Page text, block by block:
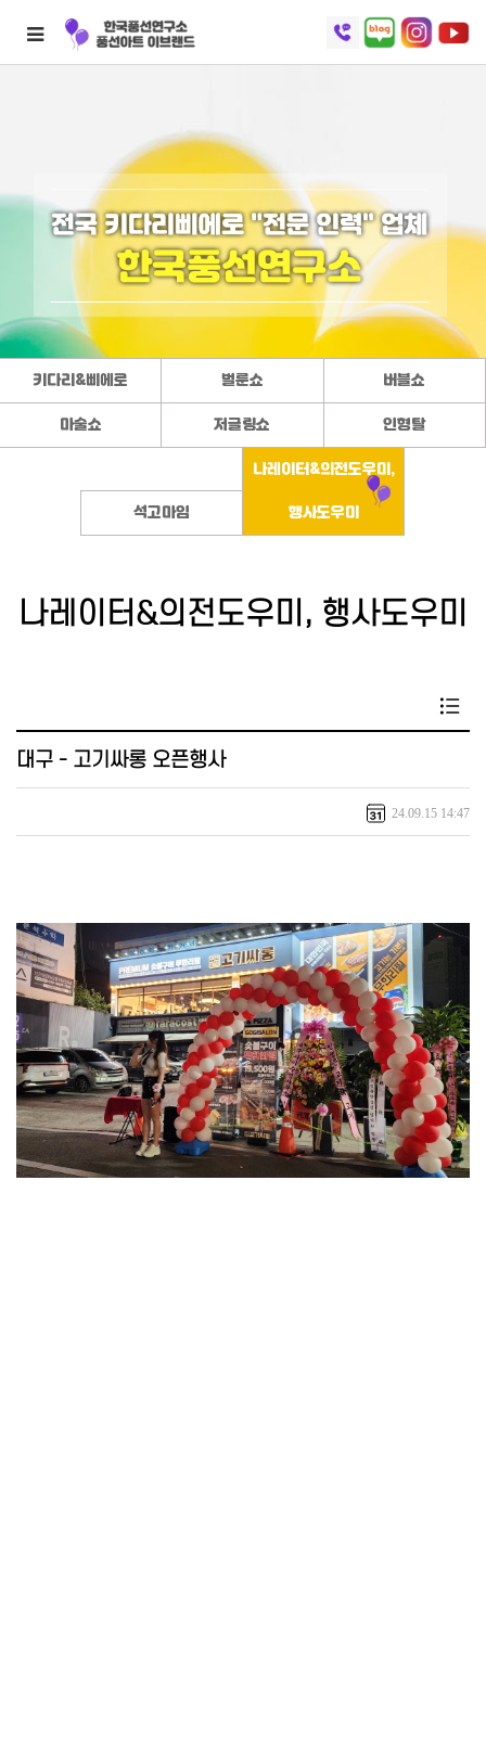
키다리&삐에로 벌룬쇼 버블쇼
마술쇼 저글링쇼 인형탈
석고마임
나레이터&의전도우미,
행사도우미
나레이터&의전도우미, 행사도우미
대구 - 고기싸롱 오픈행사
24.09.15 14:47